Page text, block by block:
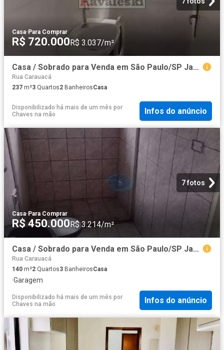
Casa· Para Comprar
R$ 720.000 R$ 3.037/m²
Casa / Sobrado para Venda em São Paulo/SP Jardim Vergueiro Sacomã 3 Quartos
Rua Carauacá
237 m²3 Quartos2 BanheirosCasa
Disponibilizado há mais de um mês por
Chaves na mão
Infos do anúncio
7 fotos
Casa· Para Comprar
R$ 450.000R$ 3.214/m²
Casa / Sobrado para Venda em São Paulo/SP Jardim Clímax 2 Quartos
Rua Carauacá
140 m²2 Quartos3 BanheirosCasa
·Garagem
Disponibilizado há mais de um mês por
Chaves na mão
Infos do anúncio